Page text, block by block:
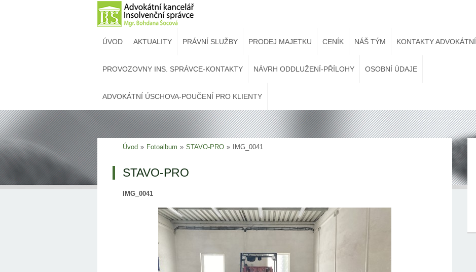
ÚVOD AKTUALITY PRÁVNÍ SLUŽBY PRODEJ MAJETKU CENÍK NÁŠ TÝM KONTAKTY ADVOKÁTNÍ
PROVOZOVNY INS. SPRÁVCE-KONTAKTY NÁVRH ODDLUŽENÍ-PŘÍLOHY OSOBNÍ ÚDAJE
ADVOKÁTNÍ ÚSCHOVA-POUČENÍ PRO KLIENTY
Úvod » Fotoalbum » STAVO-PRO » IMG_0041
STAVO-PRO
IMG_0041